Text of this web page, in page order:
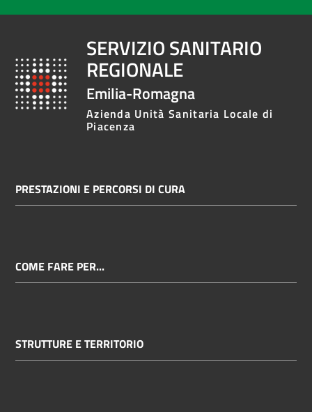
SERVIZIO SANITARIO
REGIONALE
Emilia-Romagna
Azienda Unità Sanitaria Locale di
Piacenza
PRESTAZIONI E PERCORSI DI CURA
COME FARE PER...
STRUTTURE E TERRITORIO